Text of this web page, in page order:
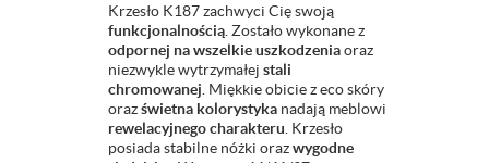
Krzesło K187 zachwyci Cię swoją
funkcjonalnością. Zostało wykonane z
odpornej na wszelkie uszkodzeniaoraz
niezwykle wytrzymałej stali
chromowanej. Miękkie obicie z eco skóry
orazświetna kolorystyka nadają meblowi
rewelacyjnego charakteru. Krzesło
posiada stabilne nóżki orazwygodne